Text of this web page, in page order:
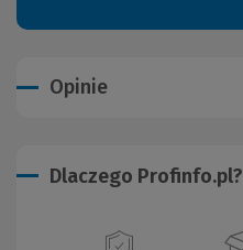
Opinie
Dlaczego Profinfo.pl?